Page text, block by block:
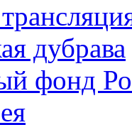
дубрава
фонд